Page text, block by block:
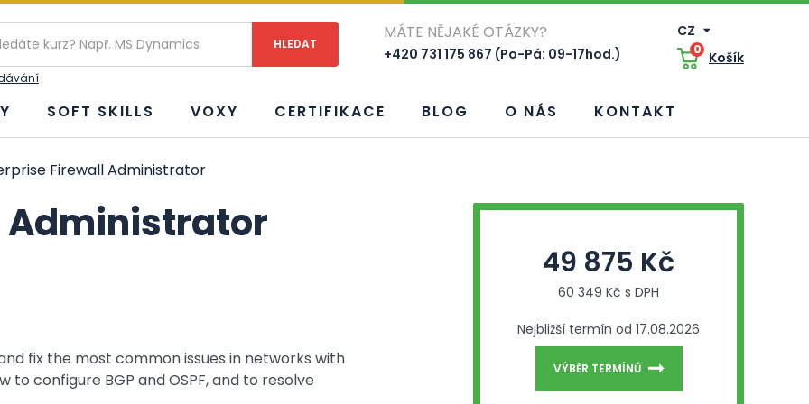
MÁTE NĚJAKÉ OTÁZKY?
+420 731 175 867 (Po-Pá: 09-17hod.)
CZ
0 Košík
SOFT SKILLS VOXY CERTIFIKACE BLOG O NÁS KONTAKT
Firewall Administrator
Administrator
fix the most common issues in networks with
configure BGP and OSPF, and to resolve
49 875 Kč
60 349 Kč s DPH
Nejbližší termín od 17.08.2026
VÝBĚR TERMÍNŮ